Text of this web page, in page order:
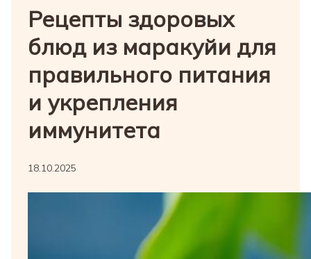
Рецепты здоровых
блюд из маракуйи для
правильного питания
и укрепления
иммунитета
18.10.2025